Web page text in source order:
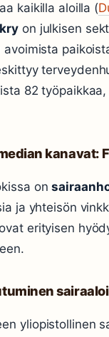
kaikilla aloilla (
on julkisen
avoimista
82
kanavat:
on
ja yhteisön
erityisen
yliopistollinen